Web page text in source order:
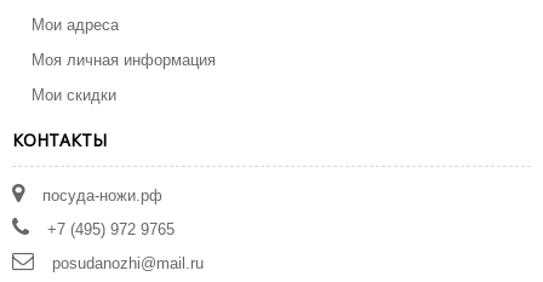
Мои адреса
Моя личная информация
Мои скидки
КОНТАКТЫ
посуда-ножи.рф
+7 (495) 972 9765
posudanozhi@mail.ru